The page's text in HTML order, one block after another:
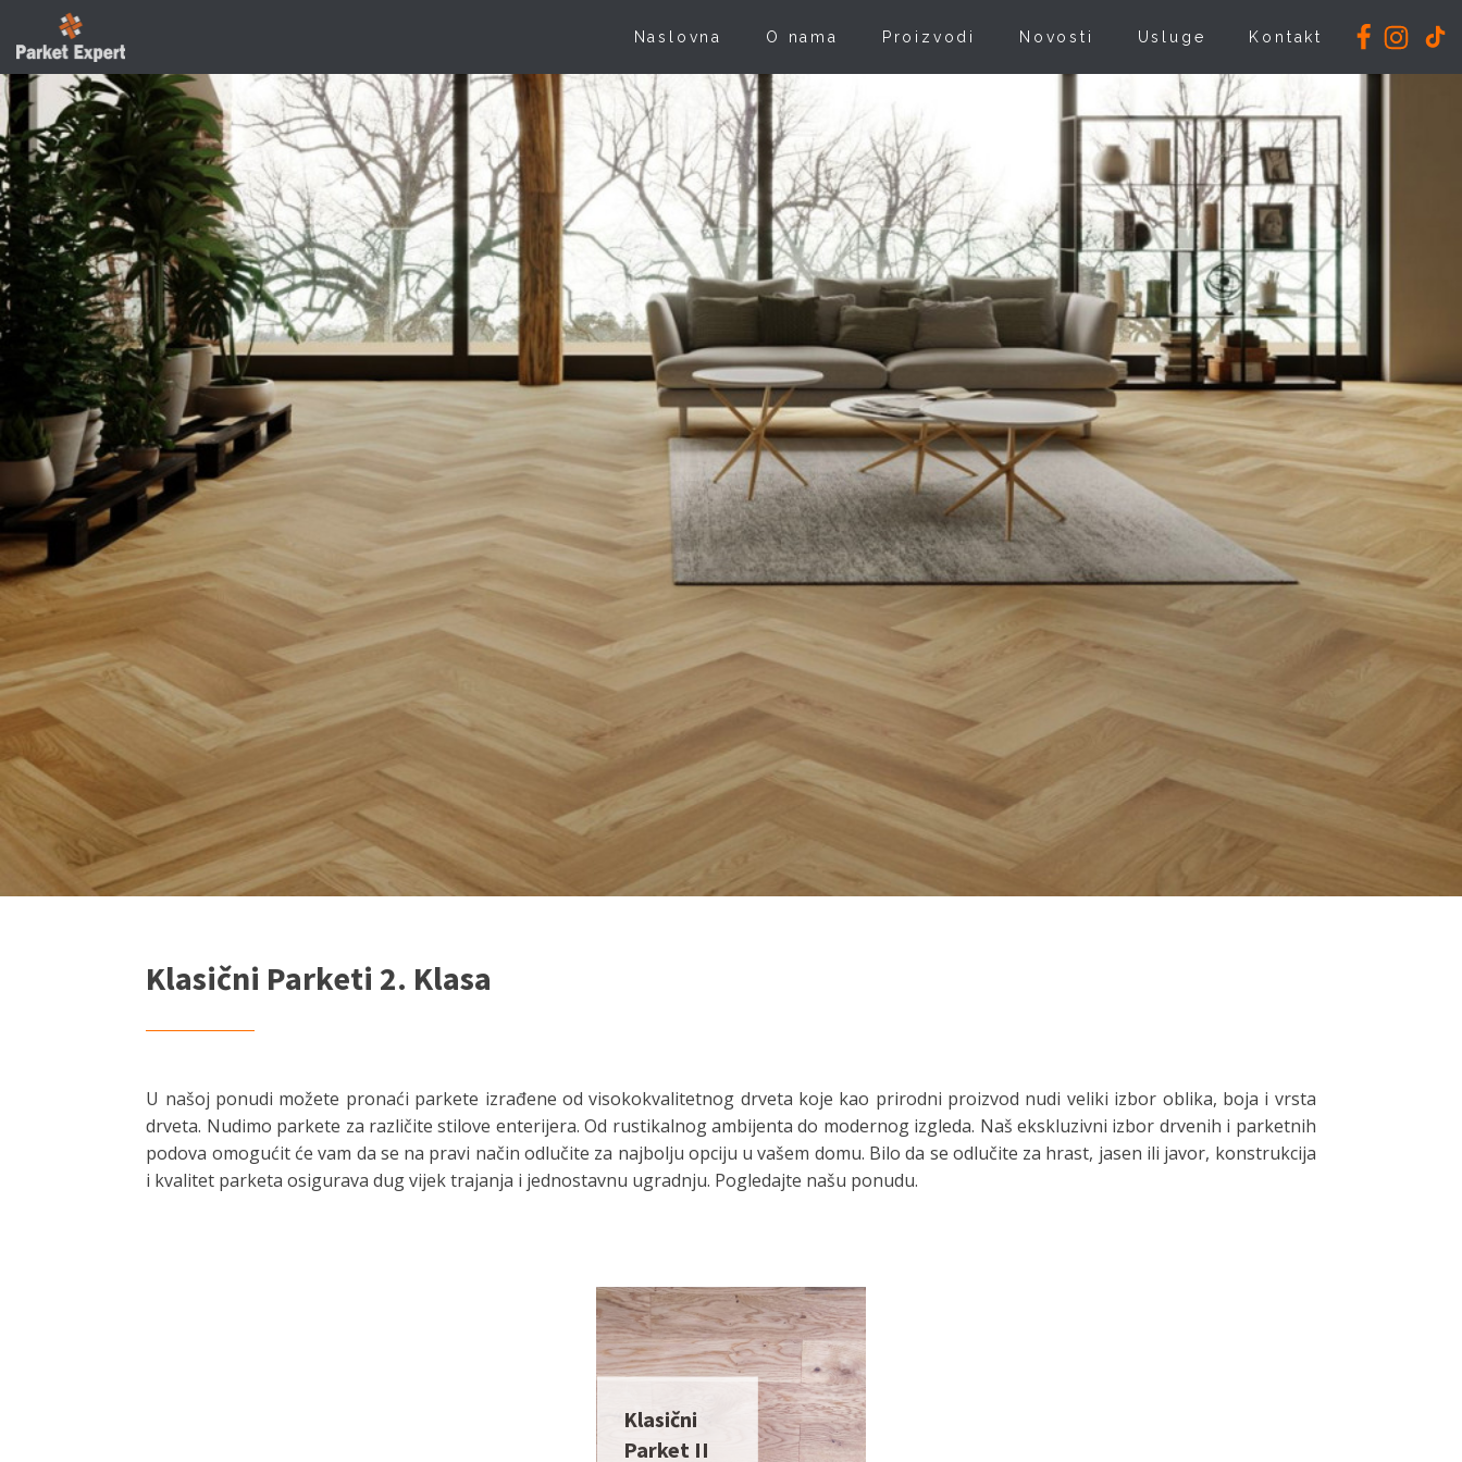
Naslovna O nama Proizvodi Novosti Usluge Kontakt
Klasični Parketi 2. Klasa
U našoj ponudi možete pronaći parkete izrađene od visokokvalitetnog drveta koje kao prirodni proizvod nudi veliki izbor oblika, boja i vrsta
drveta. Nudimo parkete za različite stilove enterijera. Od rustikalnog ambijenta do modernog izgleda. Naš ekskluzivni izbor drvenih i parketnih
podova omogućit će vam da se na pravi način odlučite za najbolju opciju u vašem domu. Bilo da se odlučite za hrast, jasen ili javor, konstrukcija
i kvalitet parketa osigurava dug vijek trajanja i jednostavnu ugradnju. Pogledajte našu ponudu.
Klasični
Parket II